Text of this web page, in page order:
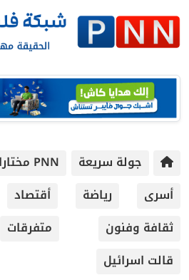
جولة سريعة PNN مختارات
أسرى
رياضة أقتصاد
ثقافة وفنون
متفرقات
قالت اسرائيل